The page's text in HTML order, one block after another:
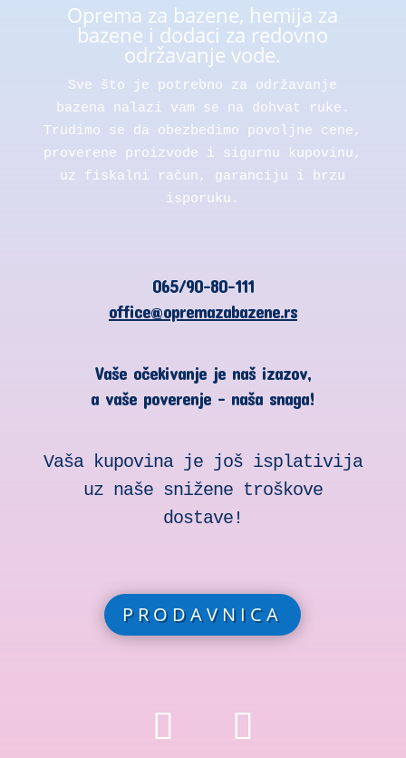
Oprema za bazene, hemija za
bazene i dodaci za redovno
održavanje vode.
Sve što je potrebno za održavanje
bazena nalazi vam se na dohvat ruke.
Trudimo se da obezbedimo povoljne cene,
proverene proizvode i sigurnu kupovinu,
uz fiskalni račun, garanciju i brzu
isporuku.
065/90-80-111
office@opremazabazene.rs
Vaše očekivanje je naš izazov,
a vaše poverenje – naša snaga!
Vaša kupovina je još isplativija
uz naše snižene troškove
dostave!
PRODAVNICA